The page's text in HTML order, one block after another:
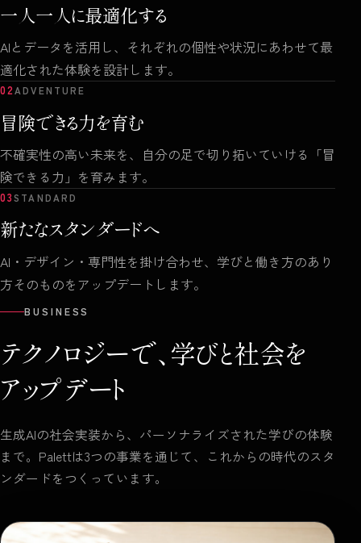
一人一人に最適化する
AIとデータを活用し、それぞれの個性や状況にあわせて最
適化された体験を設計します。
02ADVENTURE
冒険できる力を育む
不確実性の高い未来を、自分の足で切り拓いていける「冒
険できる力」を育みます。
03STANDARD
新たなスタンダードへ
AI・デザイン・専門性を掛け合わせ、学びと働き方のあり
方そのものをアップデートします。
BUSINESS
テクノロジーで、学びと社会を
アップデート
生成AIの社会実装から、パーソナライズされた学びの体験
まで。Palettは3つの事業を通じて、これからの時代のスタ
ンダードをつくっています。